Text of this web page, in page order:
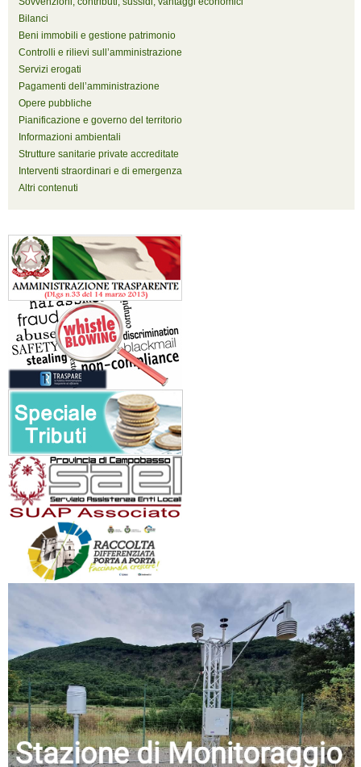
Bilanci
Beni immobili e gestione patrimonio
Controlli e rilievi sull’amministrazione
Servizi erogati
Pagamenti dell’amministrazione
Opere pubbliche
Pianificazione e governo del territorio
Informazioni ambientali
Strutture sanitarie private accreditate
Interventi straordinari e di emergenza
Altri contenuti